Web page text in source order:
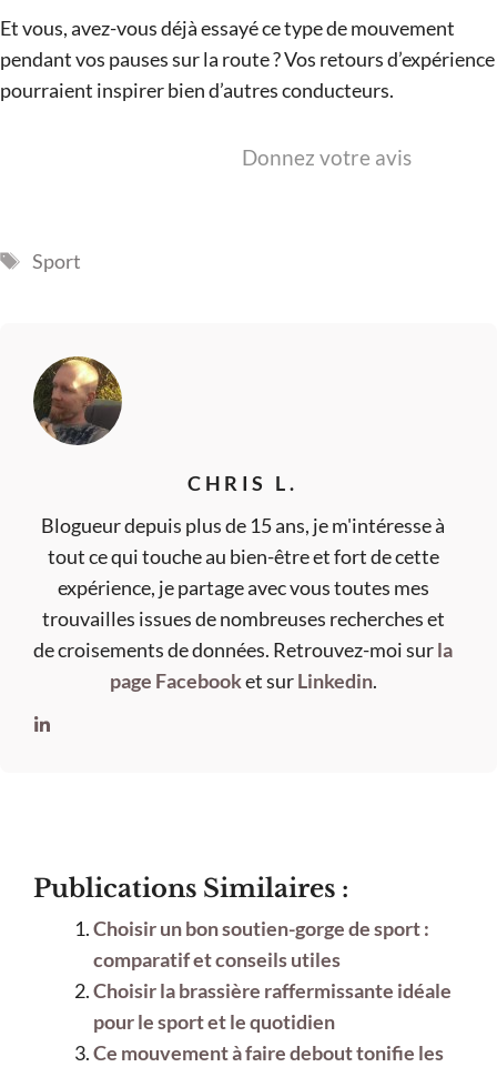
Et vous, avez-vous déjà essayé ce type de mouvement
pendant vos pauses sur la route ? Vos retours d’expérience
pourraient inspirer bien d’autres conducteurs.
Donnez votre avis
Étiquettes
Sport
CHRIS L.
Blogueur depuis plus de 15 ans, je m'intéresse à
tout ce qui touche au bien-être et fort de cette
expérience, je partage avec vous toutes mes
trouvailles issues de nombreuses recherches et
de croisements de données. Retrouvez-moi surla
page Facebooket surLinkedin.
Publications Similaires :
Choisir un bon soutien-gorge de sport :
comparatif et conseils utiles
Choisir la brassière raffermissante idéale
pour le sport et le quotidien
Ce mouvement à faire debout tonifie les